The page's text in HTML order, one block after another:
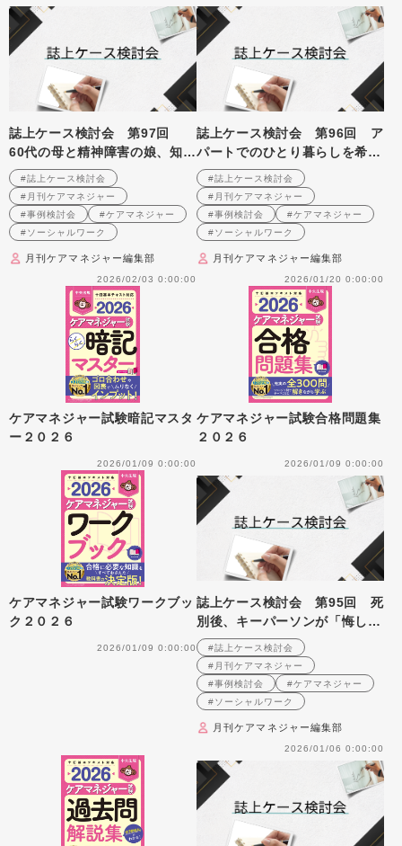
誌上ケース検討会 第97回
60代の母と精神障害の娘、知的
障害をもつ孫の3人家族への支
援を考える （2008年7月号掲
載）
#誌上ケース検討会
#月刊ケアマネジャー
#事例検討会
#ケアマネジャー
#ソーシャルワーク
月刊ケアマネジャー編集部
2026/02/03 0:00:00
誌上ケース検討会 第96回 ア
パートでのひとり暮らしを希望
する50代の統合失調症の女性へ
の支援を考える （2008年6月
号掲載）
#誌上ケース検討会
#月刊ケアマネジャー
#事例検討会
#ケアマネジャー
#ソーシャルワーク
月刊ケアマネジャー編集部
2026/01/20 0:00:00
ケアマネジャー試験暗記マスタ
ー２０２６
2026/01/09 0:00:00
ケアマネジャー試験合格問題集
２０２６
2026/01/09 0:00:00
ケアマネジャー試験ワークブッ
ク２０２６
2026/01/09 0:00:00
誌上ケース検討会 第95回 死
別後、キーパーソンが「悔し
い」とつぶやいたターミナルケ
ースへの支援を振り返る
（2008年5月号掲載）
#誌上ケース検討会
#月刊ケアマネジャー
#事例検討会
#ケアマネジャー
#ソーシャルワーク
月刊ケアマネジャー編集部
2026/01/06 0:00:00